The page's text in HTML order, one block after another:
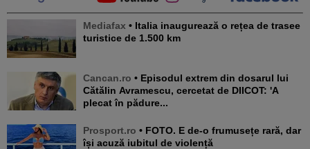
Mediafax • Italia inaugurează o rețea de trasee
turistice de 1.500 km
Cancan.ro • Episodul extrem din dosarul lui
Cătălin Avramescu, cercetat de DIICOT: 'A
plecat în pădure...
Prosport.ro • FOTO. E de-o frumusețe rară, dar
își acuză iubitul de violență